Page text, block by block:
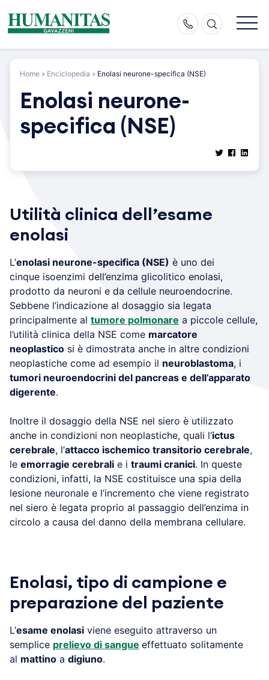
content
Home » Enciclopedia » Enolasi neurone-specifica (NSE)
Enolasi neurone-
specifica (NSE)
Utilità clinica dell’esame
enolasi
L’enolasi neurone-specifica (NSE) è uno dei
cinque isoenzimi dell’enzima glicolitico enolasi,
prodotto da neuroni e da cellule neuroendocrine.
Sebbene l’indicazione al dosaggio sia legata
principalmente al tumore polmonare a piccole cellule,
l’utilità clinica della NSE come marcatore
neoplastico si è dimostrata anche in altre condizioni
neoplastiche come ad esempio il neuroblastoma, i
tumori neuroendocrini del pancreas e dell’apparato
digerente.
Inoltre il dosaggio della NSE nel siero è utilizzato
anche in condizioni non neoplastiche, quali l’ictus
cerebrale, l’attacco ischemico transitorio cerebrale,
le emorragie cerebrali e i traumi cranici. In queste
condizioni, infatti, la NSE costituisce una spia della
lesione neuronale e l’incremento che viene registrato
nel siero è legata proprio al passaggio dell’enzima in
circolo a causa del danno della membrana cellulare.
Enolasi, tipo di campione e
preparazione del paziente
L’esame enolasi viene eseguito attraverso un
semplice prelievo di sangue effettuato solitamente
al mattino a digiuno.